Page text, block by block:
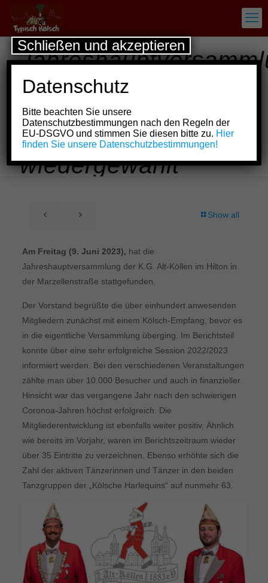
der K.G. Alt-Köllen:
Präsident und
Schatzmeister mit
großer Mehrheit
wiedergewählt
Show all
Am Freitag (9. Juni 2023), hat die
Jahreshauptversammlung der K.G. Alt-Köllen im Hilton in
der Marzellenstraße stattgefunden.
Der Vorstand begrüßte die über einhundert anwesenden
Mitgliedern zunächst mit einem Kölsch-Empfang, bevor es
in die eigentliche Versammlung überging. Im Berichtsteil
konnte über eine sehr erfolgreiche Session 2022/2023
informiert werden. Bei den verschiedenen Veranstaltungen
zählte man über 10.000 Besucher und auch in finanzieller
Hinsicht war das vergangene Jahr nach den schwierigen
Coronoa-Jahren höchst erfolgreich. Die
Mitgliederentwicklung ist ebenfalls weiter positiv. Ähnlich
wie bereits im Vorjahr, waren im Berichtszeitraum wieder
über 35 Eintritte zu verzeichnen. Ebenso erhöhte sich die
Zahl der aktiven Tänzerinnen und Tänzer in den beiden
Tanzgruppen der „Kölsche Harlequins“ auf nunmehr 63.
Datenschutz
Bitte beachten Sie unsere
Datenschutzbestimmungen nach den Regeln der
EU-DSGVO und stimmen Sie diesen bitte zu. Hier
finden Sie unsere Datenschutzbestimmungen!
Schließen und akzeptieren